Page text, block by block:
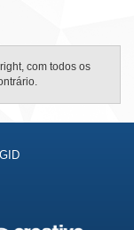
com todos os